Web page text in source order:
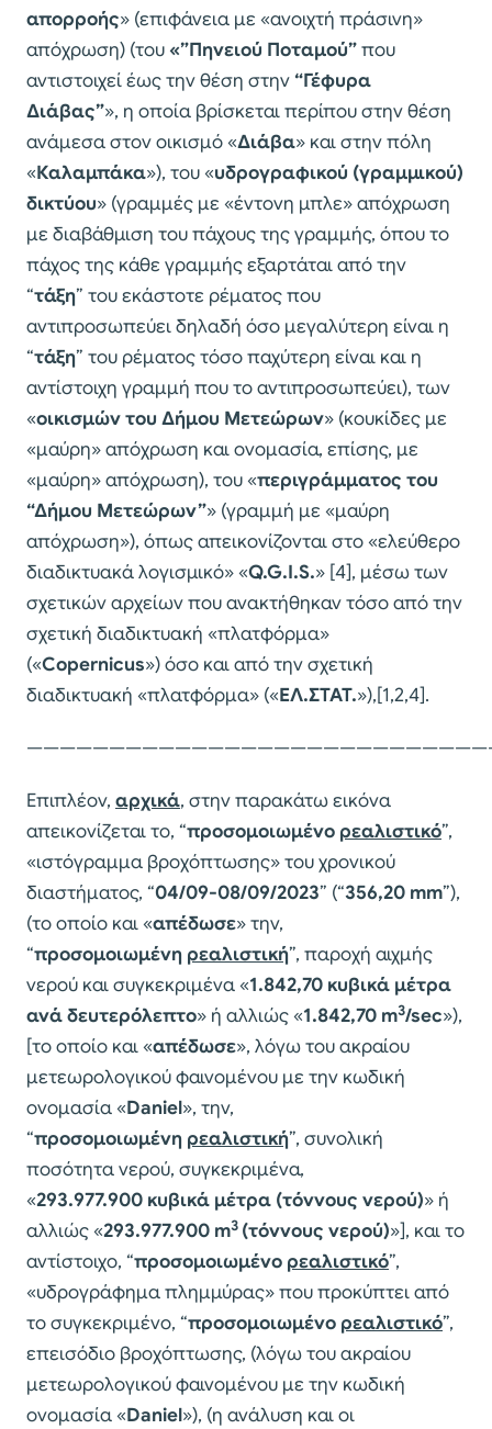
απορροής» (επιφάνεια με «ανοιχτή πράσινη»
απόχρωση) (του«”Πηνειού Ποταμού”που
αντιστοιχεί έως την θέση στην“Γέφυρα
Διάβας”», η οποία βρίσκεται περίπου στην θέση
ανάμεσα στον οικισμό «Διάβα» και στην πόλη
«Καλαμπάκα»), του «υδρογραφικού (γραμμικού)
δικτύου» (γραμμές με «έντονη μπλε» απόχρωση
με διαβάθμιση του πάχους της γραμμής, όπου το
πάχος της κάθε γραμμής εξαρτάται από την
“τάξη” του εκάστοτε ρέματος που
αντιπροσωπεύει δηλαδή όσο μεγαλύτερη είναι η
“τάξη” του ρέματος τόσο παχύτερη είναι και η
αντίστοιχη γραμμή που το αντιπροσωπεύει), των
«οικισμών του Δήμου Μετεώρων» (κουκίδες με
«μαύρη» απόχρωση και ονομασία, επίσης, με
«μαύρη» απόχρωση), του «περιγράμματος του
“Δήμου Μετεώρων”» (γραμμή με «μαύρη
απόχρωση»), όπως απεικονίζονται στο «ελεύθερο
διαδικτυακά λογισμικό» «Q.G.I.S.» [4], μέσω των
σχετικών αρχείων που ανακτήθηκαν τόσο από την
σχετική διαδικτυακή «πλατφόρμα»
(«Copernicus») όσο και από την σχετική
διαδικτυακή «πλατφόρμα» («ΕΛ.ΣΤΑΤ.»),[1,2,4].
Επιπλέον, αρχικά, στην παρακάτω εικόνα
απεικονίζεται το, “προσομοιωμένο ρεαλιστικό”,
«ιστόγραμμα βροχόπτωσης» του χρονικού
διαστήματος, “04/09-08/09/2023” (“356,20 mm”),
(το οποίο και «απέδωσε» την,
“προσομοιωμένη ρεαλιστική”, παροχή αιχμής
νερού και συγκεκριμένα «1.842,70 κυβικά μέτρα
ανάδευτερόλεπτο» ή αλλιώς «1.842,70 m3/sec»),
[το οποίο και «απέδωσε», λόγω του ακραίου
μετεωρολογικού φαινομένου με την κωδική
ονομασία «Daniel», την,
“προσομοιωμένη ρεαλιστική”, συνολική
ποσότητα νερού, συγκεκριμένα,
«293.977.900 κυβικά μέτρα (τόννους νερού)» ή
αλλιώς «293.977.900 m3 (τόννους νερού)»], και το
αντίστοιχο, “προσομοιωμένο ρεαλιστικό”,
«υδρογράφημα πλημμύρας» που προκύπτει από
το συγκεκριμένο, “προσομοιωμένο ρεαλιστικό”,
επεισόδιο βροχόπτωσης, (λόγω του ακραίου
μετεωρολογικού φαινομένου με την κωδική
ονομασία «Daniel»), (η ανάλυση και οι